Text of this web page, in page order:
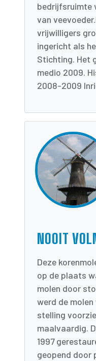
bedrijfsruimte
van
vrijwilligers
ingericht als
Stichting. Het
medio 2009.
2008-2009
NOOIT
Deze
op de plaats
molen door
werd de
stelling
maalvaardig.
1997
geopend door